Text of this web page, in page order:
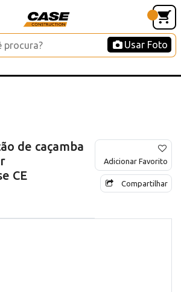
Usar Foto
de caçamba
CE
Adicionar Favorito
Compartilhar